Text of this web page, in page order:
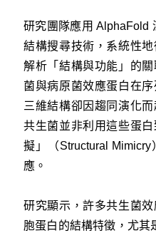
研究團隊應用 AlphaFold
結構搜尋技術，系統性
解析「結構與功能」的
菌與病原菌效應蛋白在
三維結構卻因趨同演化
共生菌並非利用這些蛋
擬」（Structural
應。
研究顯示，許多共生菌
胞蛋白的結構特徵，尤其